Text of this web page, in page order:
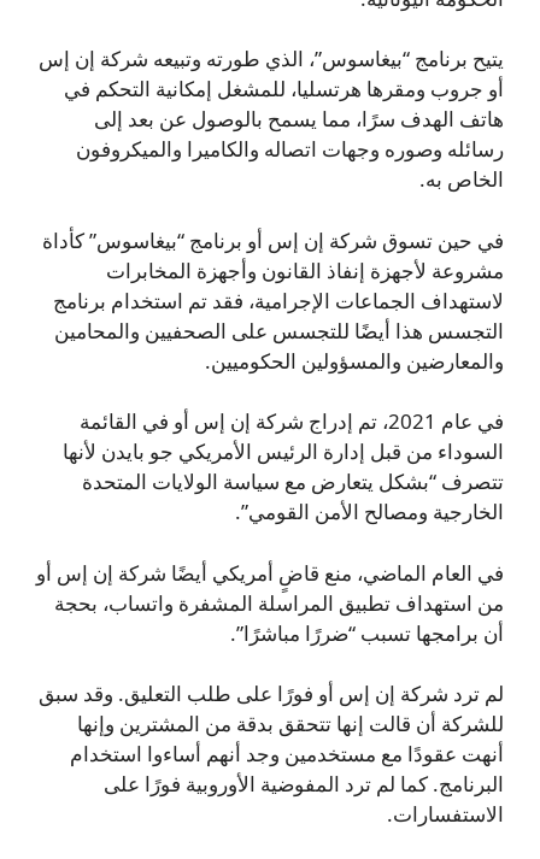
يتيح برنامج “بيغاسوس”، الذي طورته وتبيعه شركة إن إس
أو جروب ومقرها هرتسليا، للمشغل إمكانية التحكم في
هاتف الهدف سرًا، مما يسمح بالوصول عن بعد إلى
رسائله وصوره وجهات اتصاله والكاميرا والميكروفون
الخاص به.
في حين تسوق شركة إن إس أو برنامج “بيغاسوس” كأداة
مشروعة لأجهزة إنفاذ القانون وأجهزة المخابرات
لاستهداف الجماعات الإجرامية، فقد تم استخدام برنامج
التجسس هذا أيضًا للتجسس على الصحفيين والمحامين
والمعارضين والمسؤولين الحكوميين.
في عام 2021، تم إدراج شركة إن إس أو في القائمة
السوداء من قبل إدارة الرئيس الأمريكي جو بايدن لأنها
تتصرف “بشكل يتعارض مع سياسة الولايات المتحدة
الخارجية ومصالح الأمن القومي”.
في العام الماضي، منع قاضٍ أمريكي أيضًا شركة إن إس أو
من استهداف تطبيق المراسلة المشفرة واتساب، بحجة
أن برامجها تسبب “ضررًا مباشرًا”.
لم ترد شركة إن إس أو فورًا على طلب التعليق. وقد سبق
للشركة أن قالت إنها تتحقق بدقة من المشترين وإنها
أنهت عقودًا مع مستخدمين وجد أنهم أساءوا استخدام
البرنامج. كما لم ترد المفوضية الأوروبية فورًا على
الاستفسارات.